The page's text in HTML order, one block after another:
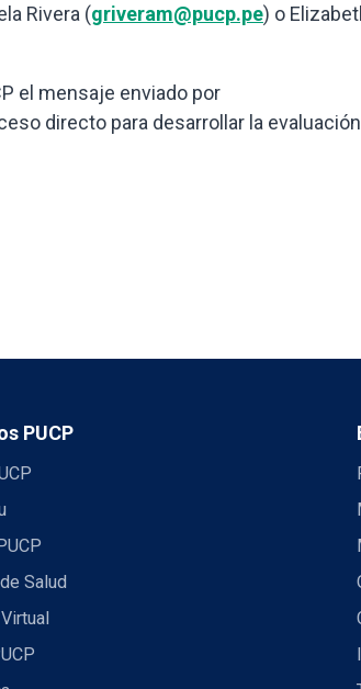
Rivera (griveram@pucp.pe) o
el mensaje enviado por
directo para desarrollar la
PUCP
Salud